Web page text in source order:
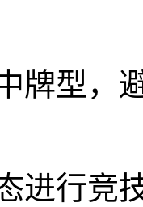
牌型，
进行竞